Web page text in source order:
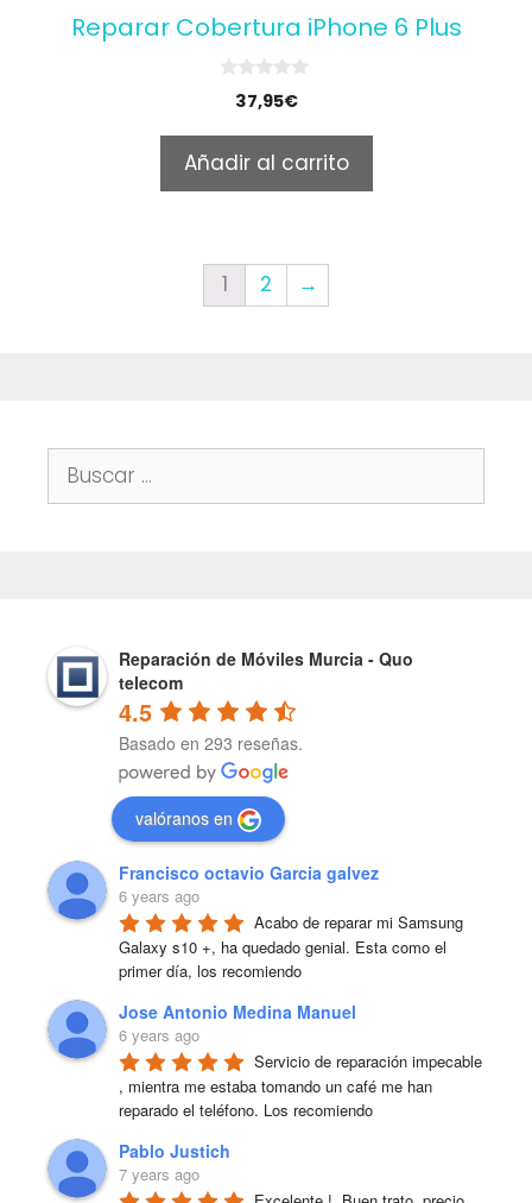
Reparar Cobertura iPhone 6 Plus
o
f
5
37,95€
Añadir al carrito
1 2 →
Buscar:
Reparación de Móviles Murcia - Quo
telecom
4.5
Basado en 293 reseñas.
valóranos en
Francisco octavio Garcia galvez
6 years ago
Acabo de reparar mi Samsung
Galaxy s10 +, ha quedado genial. Esta como el
primer día, los recomiendo
Jose Antonio Medina Manuel
6 years ago
Servicio de reparación impecable
, mientra me estaba tomando un café me han
reparado el teléfono. Los recomiendo
Pablo Justich
7 years ago